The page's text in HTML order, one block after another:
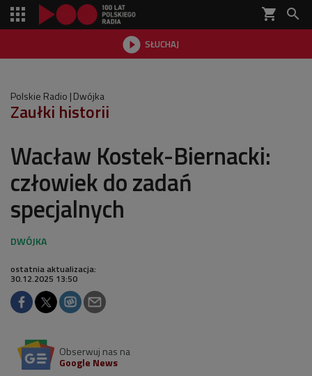
shopping_cart 
 SŁUCHAJ

Polskie Radio Dwójka
Zaułki historii
Wacław Kostek-Biernacki:
człowiek do zadań
specjalnych
ostatnia aktualizacja:
30.12.2025 13:50
Obserwuj nas na
Google News